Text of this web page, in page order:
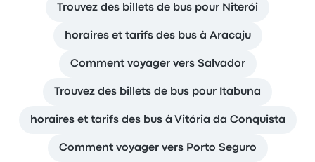
Trouvez des billets de bus pour Niterói
horaires et tarifs des bus à Aracaju
Comment voyager vers Salvador
Trouvez des billets de bus pour Itabuna
horaires et tarifs des bus à Vitória da Conquista
Comment voyager vers Porto Seguro